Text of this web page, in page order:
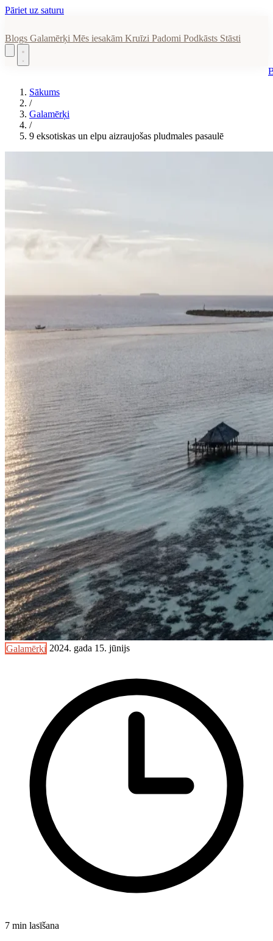
Pāriet uz saturu
Blogs Galamērķi Mēs iesakām Kruīzi Padomi Podkāsts Stāsti
Sākums
/
Galamērķi
/
9 eksotiskas un elpu aizraujošas pludmales pasaulē
Galamērķi 2024. gada 15. jūnijs
7 min lasīšana